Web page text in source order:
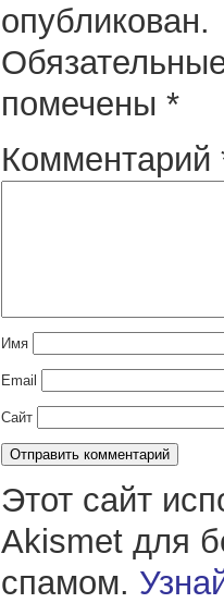
опубликован.
помечены *
Комментарий
Имя
Email
Сайт
Этот сайт
Akismet для
спамом.